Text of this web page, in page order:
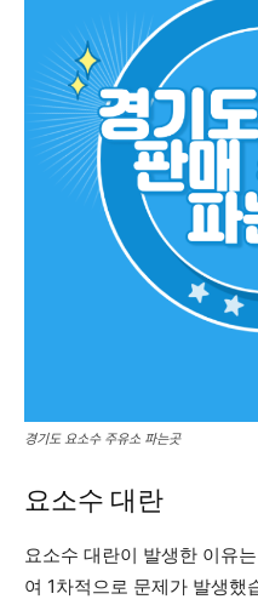
경기도 요소수 주유소 파는곳
요소수 대란
요소수 대란이 발생한 이유
여 1차적으로 문제가 발생했